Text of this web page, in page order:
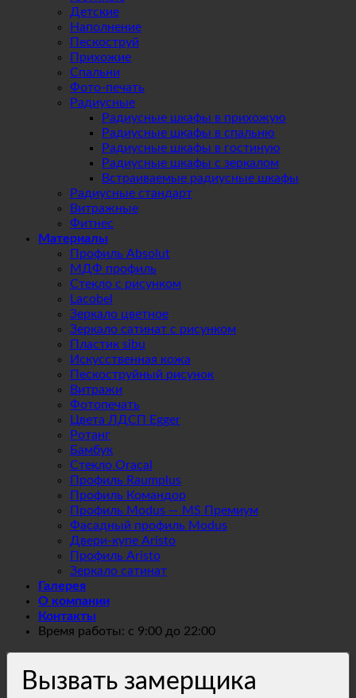
Детские
Наполнение
Пескоструй
Прихожие
Спальни
Фото-печать
Радиусные
Радиусные шкафы в прихожую
Радиусные шкафы в спальню
Радиусные шкафы в гостиную
Радиусные шкафы с зеркалом
Встраиваемые радиусные шкафы
Радиусные стандарт
Витражные
Фитнес
Материалы
Профиль Absolut
МДФ профиль
Стекло с рисунком
Lacobel
Зеркало цветное
Зеркало сатинат с рисунком
Пластик sibu
Искусственная кожа
Пескоструйный рисунок
Витражи
Фотопечать
Цвета ЛДСП Egger
Ротанг
Бамбук
Стекло Oracal
Профиль Raumplus
Профиль Командор
Профиль Modus — MS Премиум
Фасадный профиль Modus
Двери-купе Aristo
Профиль Aristo
Зеркало сатинат
Галерея
О компании
Контакты
Время работы: с 9:00 до 22:00
Вызвать замерщика